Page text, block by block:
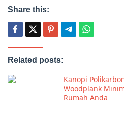
Share this:
Related posts:
Kanopi
Woodplank
Rumah Anda